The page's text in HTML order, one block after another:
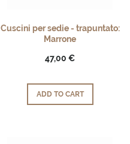
Cuscini per sedie - trapuntato:
Marrone
47,00 €
ADD TO CART